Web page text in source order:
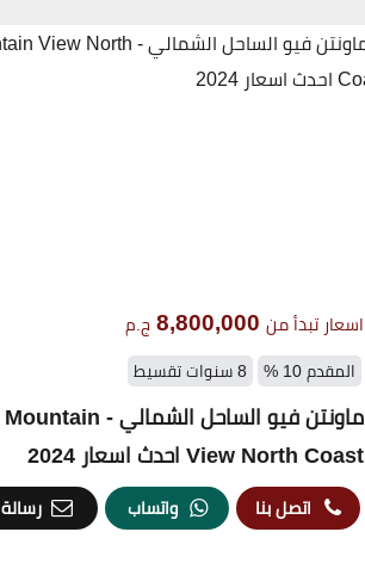
اسعار تبدأ من 8,800,000 ج.م
المقدم 10 % 8 سنوات تقسيط
ماونتن فيو الساحل الشمالي - Mountain
View North Coast احدث اسعار 2024
اتصل بنا واتساب رسالة